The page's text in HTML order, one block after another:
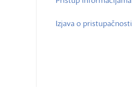
Izjava o pristupačnosti